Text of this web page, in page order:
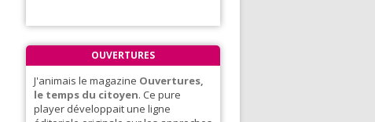
OUVERTURES
J'animais le magazine Ouvertures,
le temps du citoyen. Ce pure
player développait une ligne